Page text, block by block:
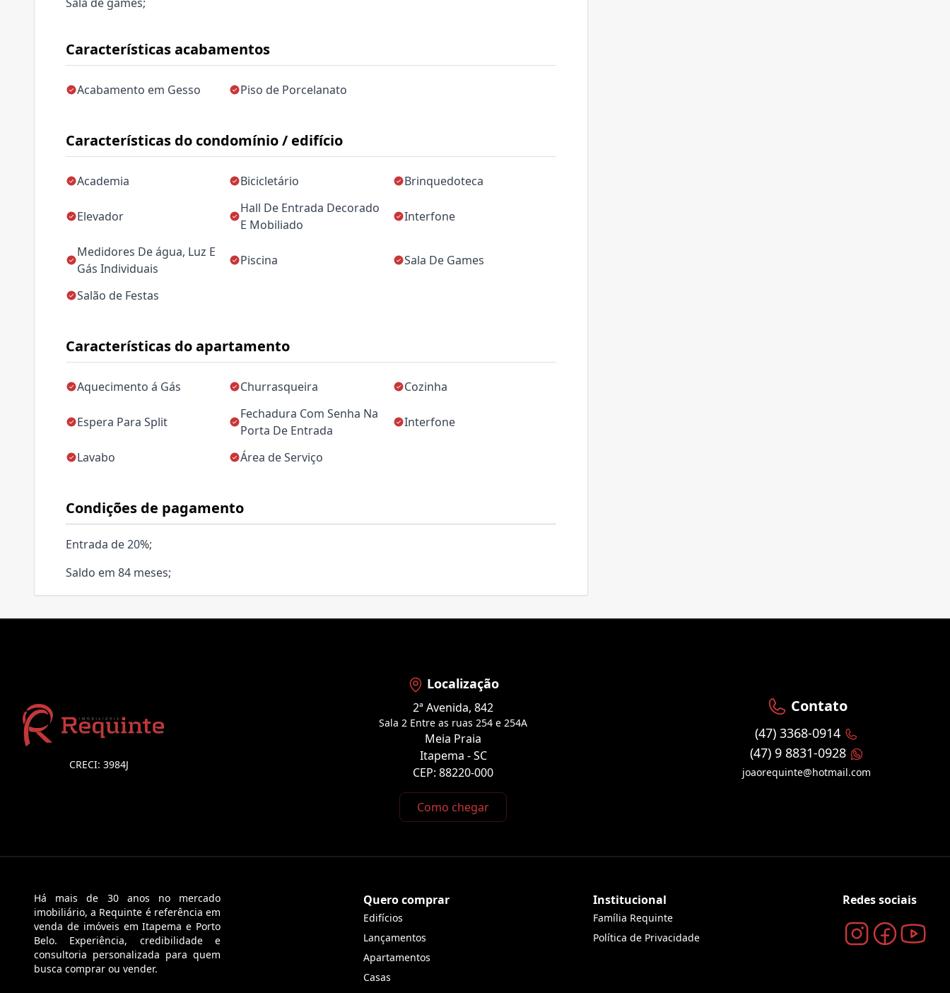
Características acabamentos
Acabamento em Gesso Piso de Porcelanato
Características do condomínio / edifício
Academia Bicicletário Brinquedoteca
Elevador
Hall De Entrada Decorado
E Mobiliado
Interfone
Medidores De água, Luz E
Gás Individuais
Piscina Sala De Games
Salão de Festas
Características do apartamento
Aquecimento á Gás Churrasqueira Cozinha
Espera Para Split
Fechadura Com Senha Na
Porta De Entrada
Interfone
Lavabo Área de Serviço
Condições de pagamento
Entrada de 20%;
Saldo em 84 meses;
CRECI: 3984J
Localização
2ª Avenida, 842
Sala 2 Entre as ruas 254 e 254A
Meia Praia
Itapema - SC
CEP: 88220-000
Como chegar
Contato
(47) 3368-0914
(47) 9 8831-0928
joaorequinte@hotmail.com
Há mais de 30 anos no mercado
imobiliário, a Requinte é referência em
venda de imóveis em Itapema e Porto
Belo. Experiência, credibilidade e
consultoria personalizada para quem
busca comprar ou vender.
Quero comprar
Edifícios
Lançamentos
Apartamentos
Casas
Institucional
Família Requinte
Política de Privacidade
Redes sociais